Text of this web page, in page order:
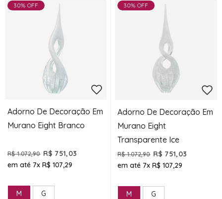
30% OFF
Adorno De Decoração Em
Murano Eight Branco
R$ 1.072,90 R$ 751,03
em até 7x R$ 107,29
M G
30% OFF
Adorno De Decoração Em
Murano Eight
Transparente Ice
R$ 1.072,90 R$ 751,03
em até 7x R$ 107,29
M G